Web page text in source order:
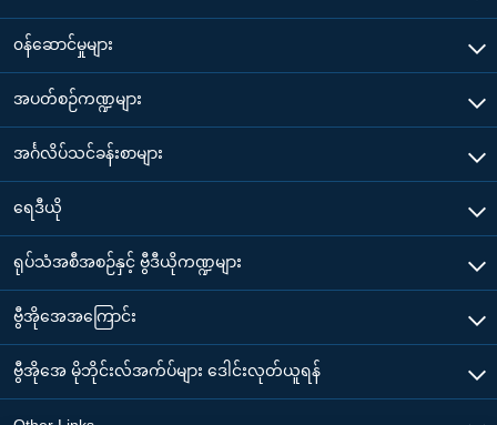
၀န်ဆောင်မှုများ
အပတ်စဉ်ကဏ္ဍများ
အင်္ဂလိပ်သင်ခန်းစာများ
ရေဒီယို
ရုပ်သံအစီအစဉ်နှင့် ဗွီဒီယိုကဏ္ဍများ
ဗွီအိုအေအကြောင်း
ဗွီအိုအေ မိုဘိုင်းလ်အက်ပ်များ ဒေါင်းလုတ်ယူရန်